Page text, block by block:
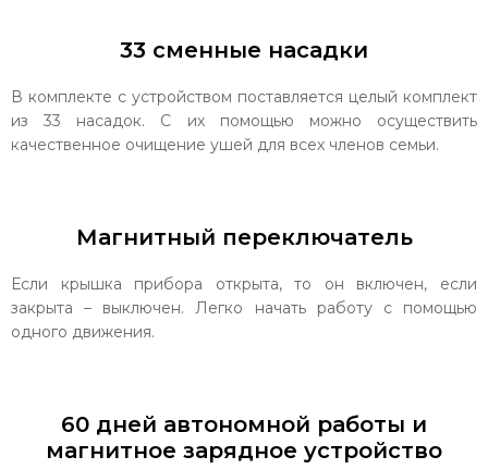
33 сменные насадки
В комплекте с устройством поставляется целый комплект
из 33 насадок. С их помощью можно осуществить
качественное очищение ушей для всех членов семьи.
Магнитный переключатель
Если крышка прибора открыта, то он включен, если
закрыта – выключен. Легко начать работу с помощью
одного движения.
60 дней автономной работы и
магнитное зарядное устройство